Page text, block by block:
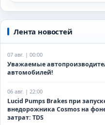
Лента новостей
07 авг. | 00:00
Уважаемые
автомобилей!
06 авг. | 22:00
Lucid Pumps Brakes при
внедорожника Cosmos на
затрат: TDS